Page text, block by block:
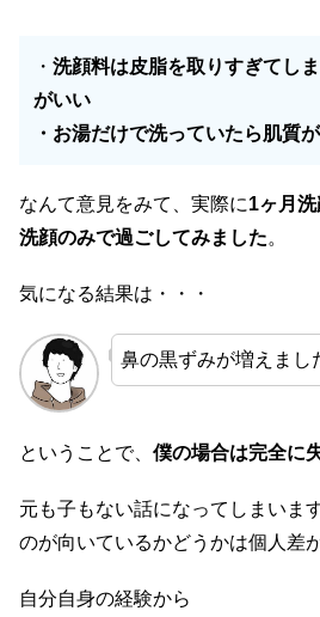
・ 洗顔料は皮脂を取りすぎてし
がいい
・お湯だけで洗っていたら肌質
なんて意見をみて、実際に1ヶ月
洗顔のみで過ごしてみました。
気になる結果は・・・
鼻の黒ずみが増えまし
ということで、 僕の場合は完全に
元も子もない話になってしまいま
のが向いているかどうかは個人差
自分自身の経験から